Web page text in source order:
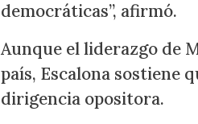
democráticas”, afirmó.
Aunque el liderazgo de
país, Escalona sostiene
dirigencia opositora.